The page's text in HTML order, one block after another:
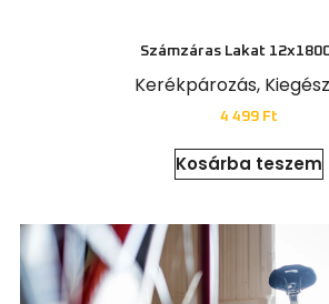
Számzáras Lakat
Kerékpározás,
4 499 Ft
Kosárba teszem